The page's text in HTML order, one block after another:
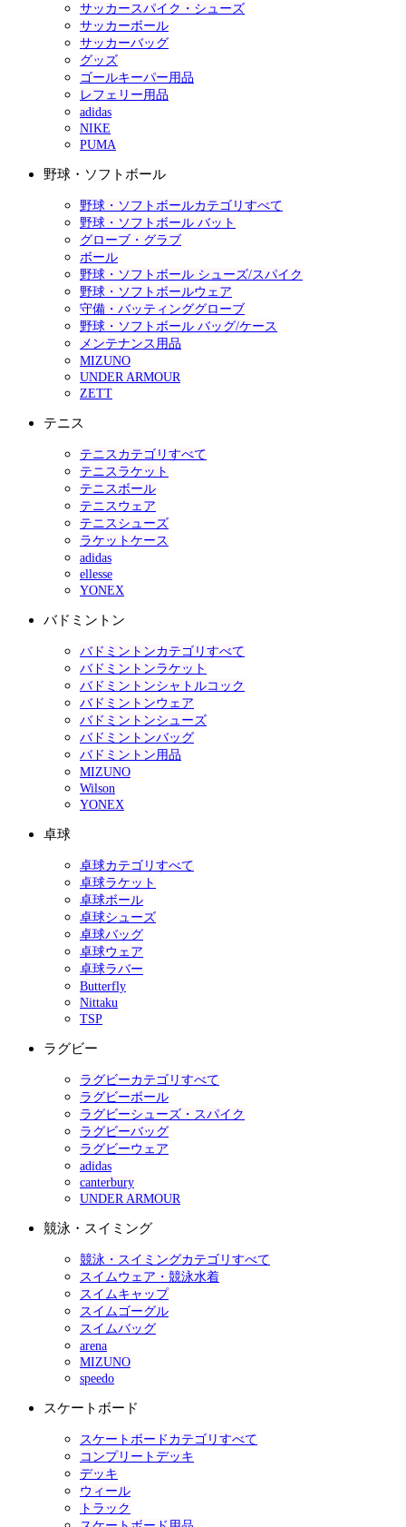
サッカースパイク・シューズ
サッカーボール
サッカーバッグ
グッズ
ゴールキーパー用品
レフェリー用品
adidas
NIKE
PUMA
野球・ソフトボール
野球・ソフトボールカテゴリすべて
野球・ソフトボール バット
グローブ・グラブ
ボール
野球・ソフトボール シューズ/スパイク
野球・ソフトボールウェア
守備・バッティンググローブ
野球・ソフトボール バッグ/ケース
メンテナンス用品
MIZUNO
UNDER ARMOUR
ZETT
テニス
テニスカテゴリすべて
テニスラケット
テニスボール
テニスウェア
テニスシューズ
ラケットケース
adidas
ellesse
YONEX
バドミントン
バドミントンカテゴリすべて
バドミントンラケット
バドミントンシャトルコック
バドミントンウェア
バドミントンシューズ
バドミントンバッグ
バドミントン用品
MIZUNO
Wilson
YONEX
卓球
卓球カテゴリすべて
卓球ラケット
卓球ボール
卓球シューズ
卓球バッグ
卓球ウェア
卓球ラバー
Butterfly
Nittaku
TSP
ラグビー
ラグビーカテゴリすべて
ラグビーボール
ラグビーシューズ・スパイク
ラグビーバッグ
ラグビーウェア
adidas
canterbury
UNDER ARMOUR
競泳・スイミング
競泳・スイミングカテゴリすべて
スイムウェア・競泳水着
スイムキャップ
スイムゴーグル
スイムバッグ
arena
MIZUNO
speedo
スケートボード
スケートボードカテゴリすべて
コンプリートデッキ
デッキ
ウィール
トラック